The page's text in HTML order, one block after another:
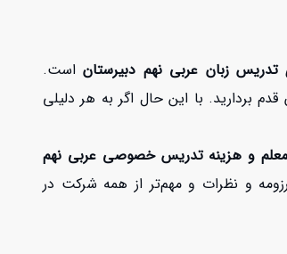
زبان عربی نهم دبیرستاناست.
بردارید. با این حال اگر به هر دلیلی
معلم و هزینه تدریس خصوصی عربی نهم
و نظرات و مهم‌تر از همه شرکت در